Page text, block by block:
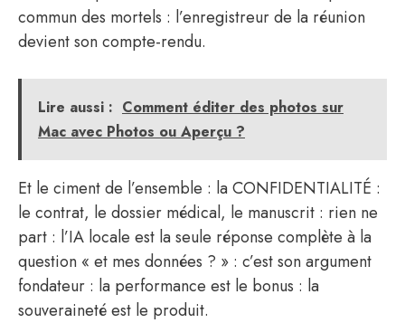
commun des mortels : l’enregistreur de la réunion
devient son compte-rendu.
Lire aussi : Comment éditer des photos sur
Mac avec Photos ou Aperçu ?
Et le ciment de l’ensemble : la CONFIDENTIALITÉ :
le contrat, le dossier médical, le manuscrit : rien ne
part : l’IA locale est la seule réponse complète à la
question « et mes données ? » : c’est son argument
fondateur : la performance est le bonus : la
souveraineté est le produit.